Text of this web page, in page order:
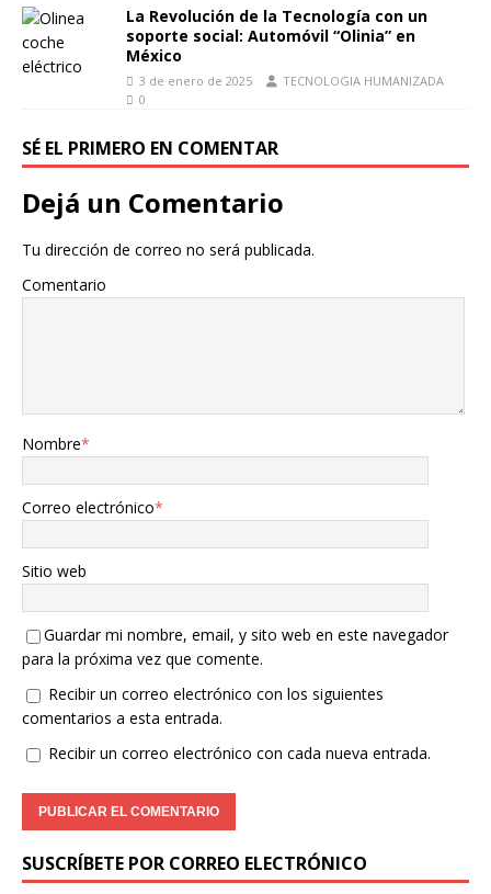
La Revolución de la Tecnología con un
soporte social: Automóvil “Olinia” en
México
3 de enero de 2025
TECNOLOGIA HUMANIZADA
0
SÉ EL PRIMERO EN COMENTAR
Dejá un Comentario
Tu dirección de correo no será publicada.
Comentario
Nombre*
Correo electrónico*
Sitio web
Guardar mi nombre, email, y sito web en este navegador
para la próxima vez que comente.
Recibir un correo electrónico con los siguientes
comentarios a esta entrada.
Recibir un correo electrónico con cada nueva entrada.
SUSCRÍBETE POR CORREO ELECTRÓNICO